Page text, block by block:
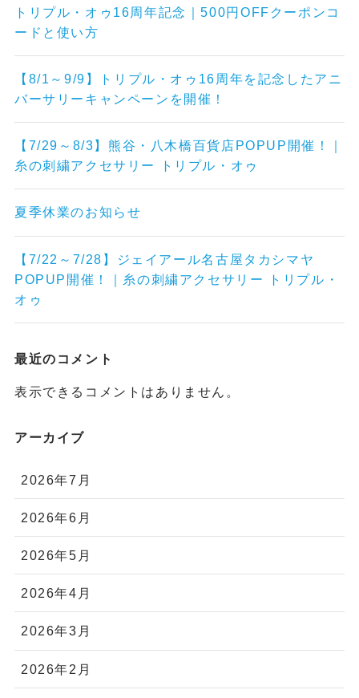
トリプル・オゥ16周年記念｜500円OFFクーポンコ
ードと使い方
【8/1～9/9】トリプル・オゥ16周年を記念したアニ
バーサリーキャンペーンを開催！
【7/29～8/3】熊谷・八木橋百貨店POPUP開催！｜
糸の刺繍アクセサリー トリプル・オゥ
夏季休業のお知らせ
【7/22～7/28】ジェイアール名古屋タカシマヤ
POPUP開催！｜糸の刺繍アクセサリー トリプル・
オゥ
最近のコメント
表示できるコメントはありません。
アーカイブ
2026年7月
2026年6月
2026年5月
2026年4月
2026年3月
2026年2月